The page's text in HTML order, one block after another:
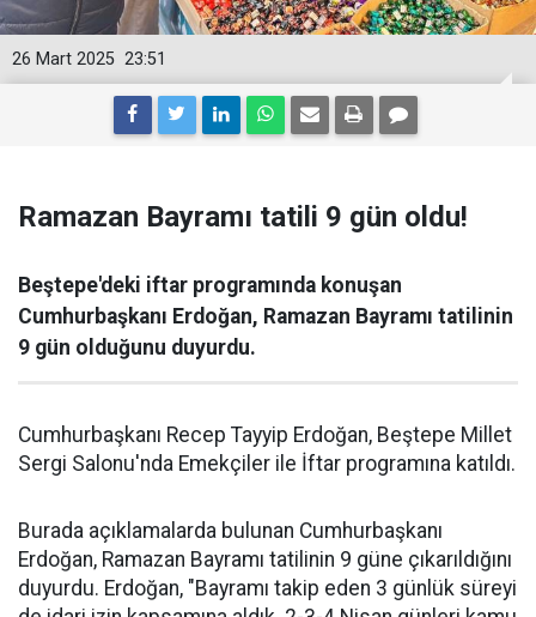
23:51
26 Mart 2025
Ramazan Bayramı tatili 9 gün oldu!
Beştepe'deki iftar programında konuşan
Cumhurbaşkanı Erdoğan, Ramazan Bayramı tatilinin
9 gün olduğunu duyurdu.
Cumhurbaşkanı Recep Tayyip Erdoğan, Beştepe Millet
Sergi Salonu'nda Emekçiler ile İftar programına katıldı.
Burada açıklamalarda bulunan Cumhurbaşkanı
Erdoğan, Ramazan Bayramı tatilinin 9 güne çıkarıldığını
duyurdu. Erdoğan, "Bayramı takip eden 3 günlük süreyi